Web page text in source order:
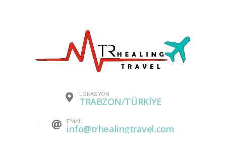
LOKASYON
TRABZON/TÜRKİYE
EMAIL
info@trhealingtravel.com